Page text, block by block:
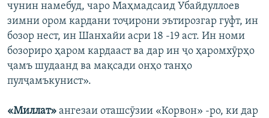
чунин намебуд, чаро Маҳмадсаид Убайдуллоев
зимни ором кардани тоҷирони эътирозгар гуфт, ин
бозор нест, ин Шанхайи асри 18 -19 аст. Ин номи
бозориро ҳаром кардааст ва дар ин ҷо ҳаромхӯрҳо
ҷамъ шудаанд ва мақсади онҳо танҳо
пулҷамъкунист».
«Миллат» ангезаи оташсӯзии «Корвон» -ро, ки дар